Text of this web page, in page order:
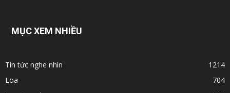
MỤC XEM NHIỀU
Tin tức nghe nhìn
1214
Loa
704